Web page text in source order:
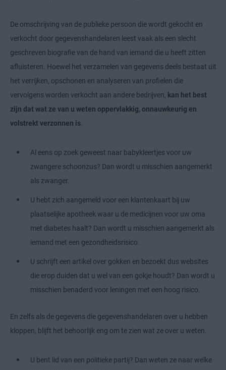
De omschrijving van de publieke persoon die wordt gekocht en
verkocht door gegevenshandelaren leest vaak als een slecht
geschreven biografie van de hand van iemand die u heeft zitten
afluisteren. Hoewel het verzamelen van gegevens deels bestaat uit
het verrijken, opschonen en analyseren van profielen die
vervolgens worden verkocht aan andere bedrijven, kan het best
zijn dat wat ze van u weten oppervlakkig, onnauwkeurig en
volstrekt verzonnen is.
Al eens op zoek geweest naar babykleertjes voor uw
zwangere schoonzus? Dan wordt u misschien aangemerkt
als zwanger.
U hebt zich aangemeld voor een klantenkaart bij uw
plaatselijke apotheek waar u de medicijnen voor uw oma
met diabetes haalt? Dan wordt u misschien aangemerkt als
iemand met een gezondheidsrisico.
U schrijft een artikel over gokken en bezoekt dus websites
die erop duiden dat u wel van een gokje houdt? Dan wordt u
misschien benaderd voor leningen met een hoog risico.
En zelfs als de gegevens die gegevenshandelaren over u hebben
kloppen, blijft het behoorlijk eng om te zien wat ze over u weten.
U bent lid van een politieke partij? Dan weten ze naar welke